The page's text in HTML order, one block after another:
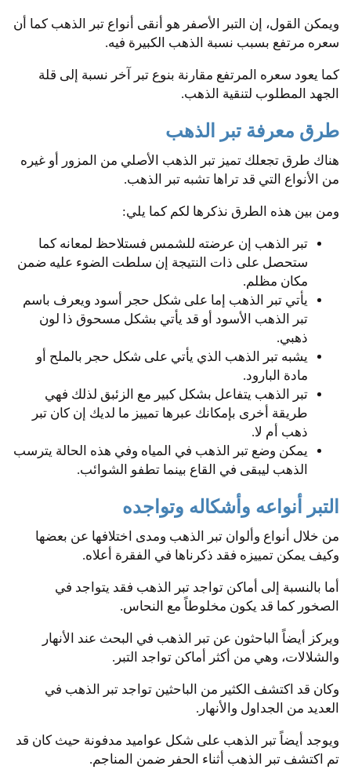
ويمكن القول، إن التبر الأصفر هو أنقى أنواع تبر الذهب كما أن
سعره مرتفع بسبب نسبة الذهب الكبيرة فيه.
كما يعود سعره المرتفع مقارنة بنوع تبر آخر نسبة إلى قلة
الجهد المطلوب لتنقية الذهب.
طرق معرفة تبر الذهب
هناك طرق تجعلك تميز تبر الذهب الأصلي من المزور أو غيره
من الأنواع التي قد تراها تشبه تبر الذهب.
ومن بين هذه الطرق نذكرها لكم كما يلي:
تبر الذهب إن عرضته للشمس فستلاحظ لمعانه كما
ستحصل على ذات النتيجة إن سلطت الضوء عليه ضمن
مكان مظلم.
يأتي تبر الذهب إما على شكل حجر أسود ويعرف باسم
تبر الذهب الأسود أو قد يأتي بشكل مسحوق ذا لون
ذهبي.
يشبه تبر الذهب الذي يأتي على شكل حجر بالملح أو
مادة البارود.
تبر الذهب يتفاعل بشكل كبير مع الزئبق لذلك فهي
طريقة أخرى بإمكانك عبرها تمييز ما لديك إن كان تبر
ذهب أم لا.
يمكن وضع تبر الذهب في المياه وفي هذه الحالة يترسب
الذهب ليبقى في القاع بينما تطفو الشوائب.
التبر أنواعه وأشكاله وتواجده
من خلال أنواع وألوان تبر الذهب ومدى اختلافها عن بعضها
وكيف يمكن تمييزه فقد ذكرناها في الفقرة أعلاه.
أما بالنسبة إلى أماكن تواجد تبر الذهب فقد يتواجد في
الصخور كما قد يكون مخلوطاً مع النحاس.
ويركز أيضاً الباحثون عن تبر الذهب في البحث عند الأنهار
والشلالات، وهي من أكثر أماكن تواجد التبر.
وكان قد اكتشف الكثير من الباحثين تواجد تبر الذهب في
العديد من الجداول والأنهار.
ويوجد أيضاً تبر الذهب على شكل عواميد مدفونة حيث كان قد
تم اكتشف تبر الذهب أثناء الحفر ضمن المناجم.